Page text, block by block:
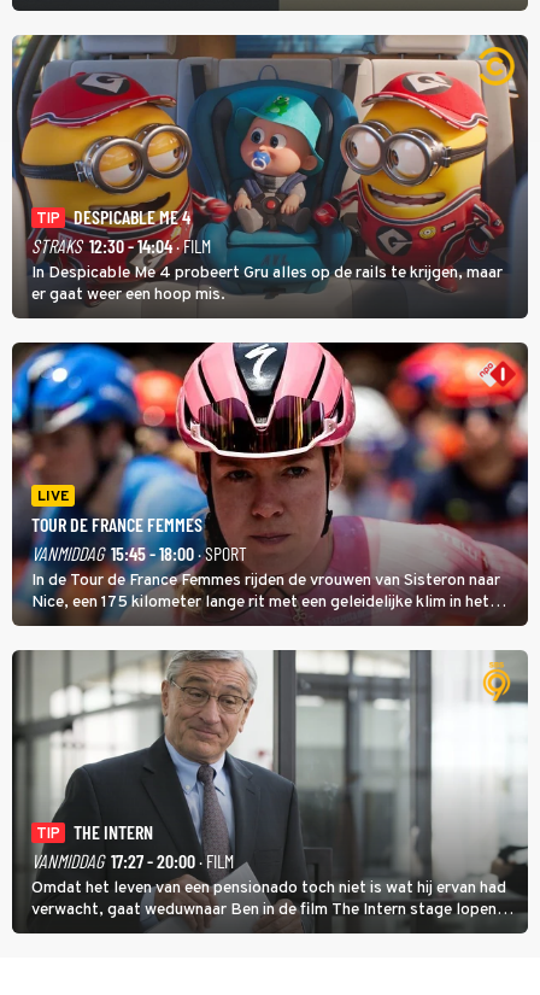
TIP
DESPICABLE ME 4
STRAKS 12:30 - 14:04· FILM
In Despicable Me 4 probeert Gru alles op de rails te krijgen, maar
er gaat weer een hoop mis.
LIVE
TOUR DE FRANCE FEMMES
VANMIDDAG 15:45 - 18:00· SPORT
In de Tour de France Femmes rijden de vrouwen van Sisteron naar
Nice, een 175 kilometer lange rit met een geleidelijke klim in het
midden. Dat is mogelijk niet de zwaarste hindernis, dat is de
temperatuur. Het kan in Nice namelijk bloedheet worden.
TIP
THE INTERN
VANMIDDAG 17:27 - 20:00· FILM
Omdat het leven van een pensionado toch niet is wat hij ervan had
verwacht, gaat weduwnaar Ben in de film The Intern stage lopen
bij de hippe webwinkel van Jules, wat een gouden zet blijkt te zijn.